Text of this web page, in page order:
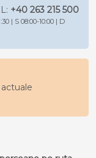
+40 263 215 500
| S 08:00-10:00 | D